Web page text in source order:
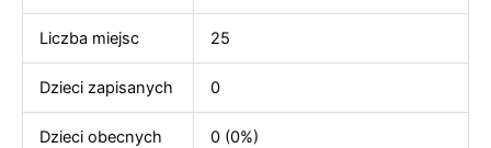
Liczba miejsc 25
Dzieci zapisanych 0
Dzieci obecnych 0 (0%)